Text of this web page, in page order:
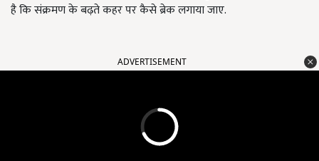
है कि संक्रमण के बढ़ते कहर पर कैसे ब्रेक लगाया जाए.
ADVERTISEMENT